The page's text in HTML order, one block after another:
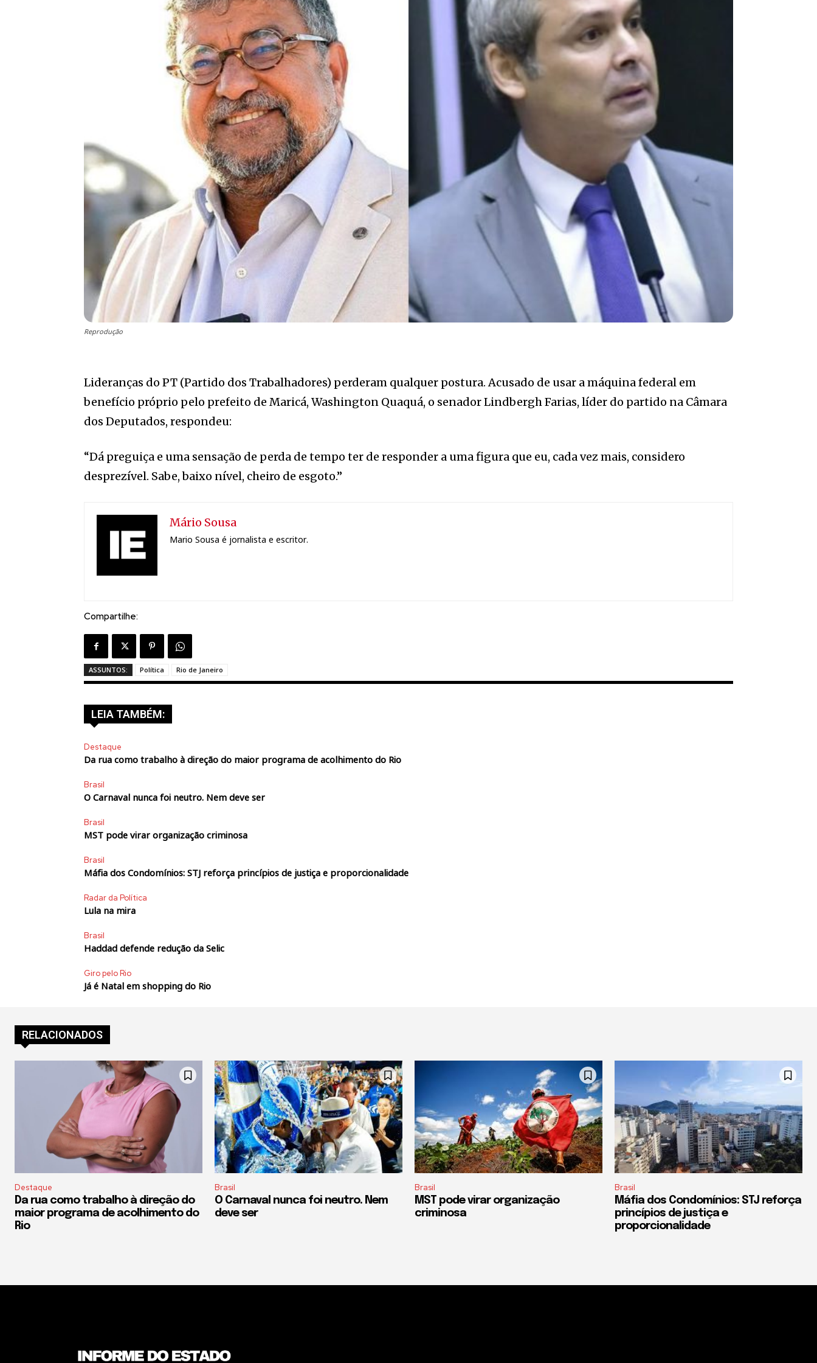
Reprodução
Lideranças do PT (Partido dos Trabalhadores) perderam qualquer postura. Acusado de usar a máquina federal em
benefício próprio pelo prefeito de Maricá, Washington Quaquá, o senador Lindbergh Farias, líder do partido na Câmara
dos Deputados, respondeu:
“Dá preguiça e uma sensação de perda de tempo ter de responder a uma figura que eu, cada vez mais, considero
desprezível. Sabe, baixo nível, cheiro de esgoto.”
Mário Sousa
Mario Sousa é jornalista e escritor.
Compartilhe:
ASSUNTOS: Política Rio de Janeiro
LEIA TAMBÉM:
Destaque
Da rua como trabalho à direção do maior programa de acolhimento do Rio
Brasil
O Carnaval nunca foi neutro. Nem deve ser
Brasil
MST pode virar organização criminosa
Brasil
Máfia dos Condomínios: STJ reforça princípios de justiça e proporcionalidade
Radar da Política
Lula na mira
Brasil
Haddad defende redução da Selic
Giro pelo Rio
Já é Natal em shopping do Rio
RELACIONADOS
Destaque
Da rua como trabalho à direção do
maior programa de acolhimento do
Rio
Brasil
O Carnaval nunca foi neutro. Nem
deve ser
Brasil
MST pode virar organização
criminosa
Brasil
Máfia dos Condomínios: STJ reforça
princípios de justiça e
proporcionalidade